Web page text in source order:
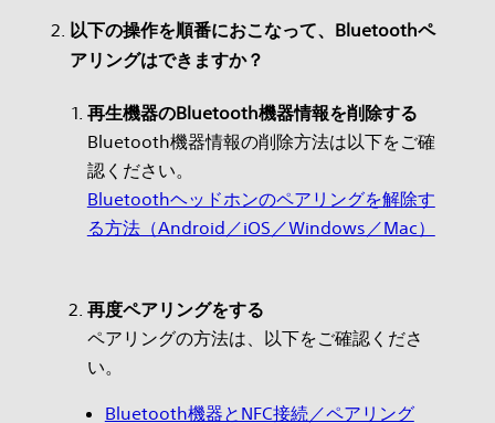
以下の操作を順番におこなって、Bluetoothペ
アリングはできますか？
再生機器のBluetooth機器情報を削除する
Bluetooth機器情報の削除方法は以下をご確
認ください。
Bluetoothヘッドホンのペアリングを解除す
る方法（Android／iOS／Windows／Mac）
再度ペアリングをする
ペアリングの方法は、以下をご確認くださ
い。
Bluetooth機器とNFC接続／ペアリング